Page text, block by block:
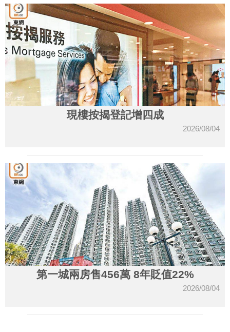
現樓按揭登記增四成
2026/08/04
第一城兩房售456萬 8年貶值22%
2026/08/04